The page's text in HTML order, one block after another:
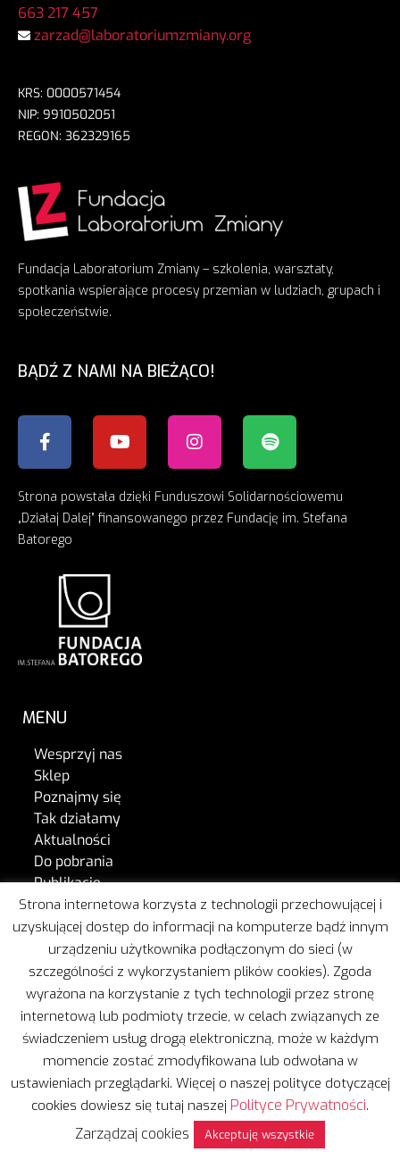
Fundacja Laboratorium Zmiany – szkolenia, warsztaty,
spotkania wspierające procesy przemian w ludziach, grupach i
społeczeństwie.
BĄDŹ Z NAMI NA BIEŻĄCO!
Strona powstała dzięki Funduszowi Solidarnościowemu
„Działaj Dalej” finansowanego przez Fundację im. Stefana
Batorego
MENU
Wesprzyj nas
Sklep
Poznajmy się
Tak działamy
Aktualności
Do pobrania
Publikacje
Konto – sklep
Regulamin sklepu
Kontakt
W naszej pracy wspiera nas Freshmail.
663 217 457
zarzad@laboratoriumzmiany.org
KRS: 0000571454
NIP: 9910502051
REGON: 362329165
Strona internetowa korzysta z technologii przechowującej i
uzyskującej dostęp do informacji na komputerze bądź innym
urządzeniu użytkownika podłączonym do sieci (w
szczególności z wykorzystaniem plików cookies). Zgoda
wyrażona na korzystanie z tych technologii przez stronę
internetową lub podmioty trzecie, w celach związanych ze
świadczeniem usług drogą elektroniczną, może w każdym
momencie zostać zmodyfikowana lub odwołana w
ustawieniach przeglądarki. Więcej o naszej polityce dotyczącej
cookies dowiesz się tutaj naszej Polityce Prywatności.
Zarządzaj cookies Akceptuję wszystkie